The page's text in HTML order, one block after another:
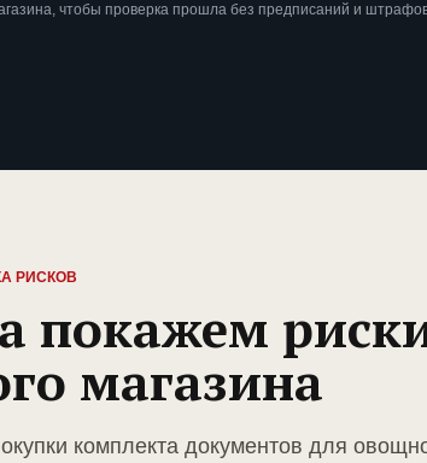
чтобы проверка прошла без предписаний и
РИСКОВ
покажем
магазина
комплекта документов для